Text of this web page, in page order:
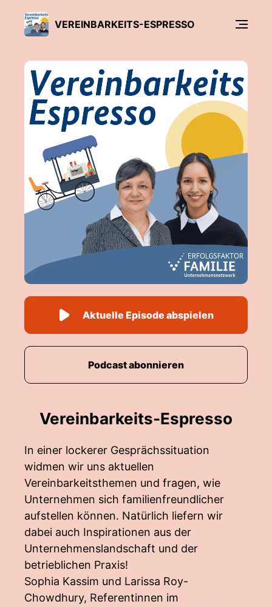
VEREINBARKEITS-ESPRESSO
Vereinbarkeits-Espresso
In einer lockerer Gesprächssituation
widmen wir uns aktuellen
Vereinbarkeitsthemen und fragen, wie
Unternehmen sich familienfreundlicher
aufstellen können. Natürlich liefern wir
dabei auch Inspirationen aus der
Unternehmenslandschaft und der
betrieblichen Praxis!
Sophia Kassim und Larissa Roy-
Chowdhury, Referentinnen im
Aktuelle Episode abspielen
Podcast abonnieren